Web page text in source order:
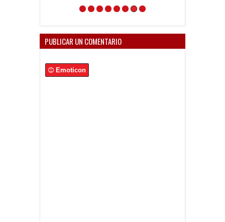
PUBLICAR UN COMENTARIO
Emoticon